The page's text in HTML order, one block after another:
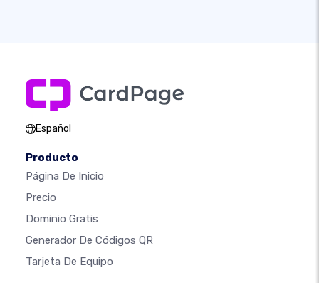
Español
Producto
Página De Inicio
Precio
Dominio Gratis
Generador De Códigos QR
Tarjeta De Equipo